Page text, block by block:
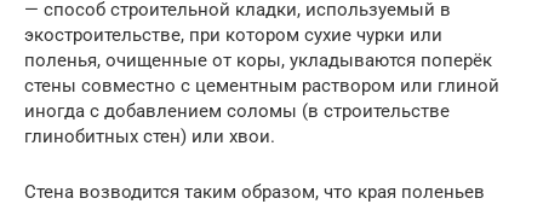
— способ строительной кладки, используемый в
экостроительстве, при котором сухие чурки или
поленья, очищенные от коры, укладываются поперёк
стены совместно с цементным раствором или глиной
иногда с добавлением соломы (в строительстве
глинобитных стен) или хвои.
Стена возводится таким образом, что края поленьев